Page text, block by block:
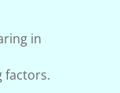
in
factors.